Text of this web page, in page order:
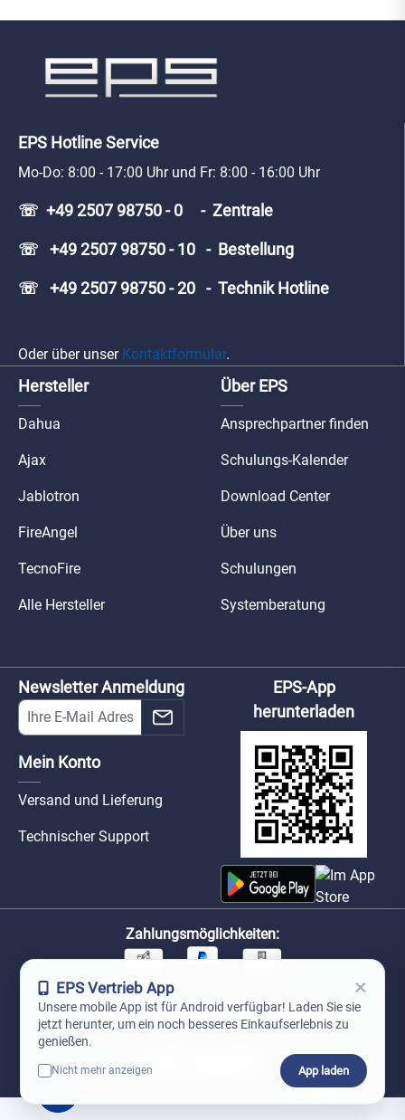
EPS Hotline Service
Mo-Do: 8:00 - 17:00 Uhr und Fr: 8:00 - 16:00 Uhr
☏ +49 2507 98750 - 0 - Zentrale
☏ +49 2507 98750 - 10 - Bestellung
☏ +49 2507 98750 - 20 - Technik Hotline
Oder über unser Kontaktformular.
Hersteller
Dahua
Ajax
Jablotron
FireAngel
TecnoFire
Alle Hersteller
Über EPS
Ansprechpartner finden
Schulungs-Kalender
Download Center
Über uns
Schulungen
Systemberatung
Newsletter Anmeldung
Mein Konto
Versand und Lieferung
Technischer Support
EPS-App
herunterladen
Zahlungsmöglichkeiten:
Unsere Versandpartner:
EPS Vertrieb App ×
Unsere mobile App ist für Android verfügbar! Laden Sie sie
jetzt herunter, um ein noch besseres Einkaufserlebnis zu
genießen.
Nicht mehr anzeigen App laden